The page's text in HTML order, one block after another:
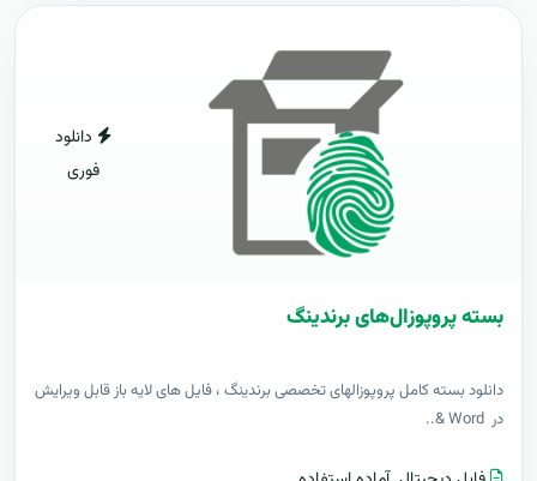
دانلود
فوری
بسته پروپوزال‌های برندینگ
دانلود بسته کامل پروپوزالهای تخصصی برندینگ ، فایل های لایه باز قابل ویرایش
در Word &..